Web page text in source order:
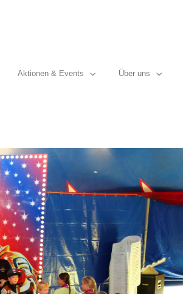
Aktionen & Events Über uns